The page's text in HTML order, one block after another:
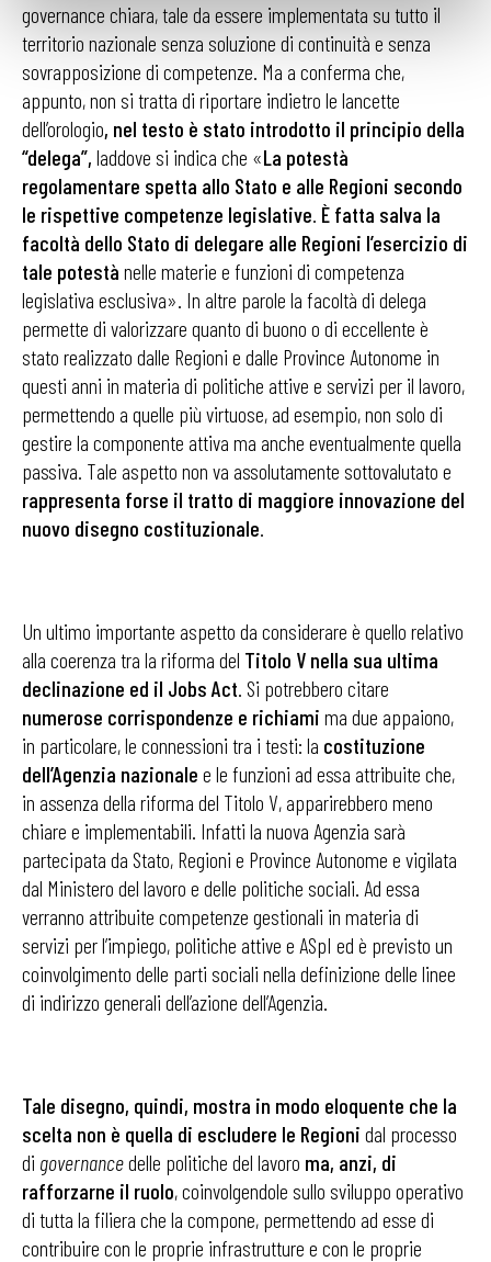
governance chiara, tale da essere implementata su tutto il
territorio nazionale senza soluzione di continuità e senza
sovrapposizione di competenze. Ma a conferma che,
appunto, non si tratta di riportare indietro le lancette
dell’orologio, nel testo è stato introdotto il principio della
“delega”, laddove si indica che «La potestà
regolamentare spetta allo Stato e alle Regioni secondo
le rispettive competenze legislative. È fatta salva la
facoltà dello Stato di delegare alle Regioni l’esercizio di
tale potestà nelle materie e funzioni di competenza
legislativa esclusiva». In altre parole la facoltà di delega
permette di valorizzare quanto di buono o di eccellente è
stato realizzato dalle Regioni e dalle Province Autonome in
questi anni in materia di politiche attive e servizi per il lavoro,
permettendo a quelle più virtuose, ad esempio, non solo di
gestire la componente attiva ma anche eventualmente quella
passiva. Tale aspetto non va assolutamente sottovalutato e
rappresenta forse il tratto di maggiore innovazione del
nuovo disegno costituzionale.
Un ultimo importante aspetto da considerare è quello relativo
alla coerenza tra la riforma del Titolo V nella sua ultima
declinazione ed il Jobs Act. Si potrebbero citare
numerose corrispondenze e richiami ma due appaiono,
in particolare, le connessioni tra i testi: la costituzione
dell’Agenzia nazionale e le funzioni ad essa attribuite che,
in assenza della riforma del Titolo V, apparirebbero meno
chiare e implementabili. Infatti la nuova Agenzia sarà
partecipata da Stato, Regioni e Province Autonome e vigilata
dal Ministero del lavoro e delle politiche sociali. Ad essa
verranno attribuite competenze gestionali in materia di
servizi per l’impiego, politiche attive e ASpI ed è previsto un
coinvolgimento delle parti sociali nella definizione delle linee
di indirizzo generali dell’azione dell’Agenzia.
Tale disegno, quindi, mostra in modo eloquente che la
scelta non è quella di escludere le Regioni dal processo
di governancedelle politiche del lavoro ma, anzi, di
rafforzarne il ruolo, coinvolgendole sullo sviluppo operativo
di tutta la filiera che la compone, permettendo ad esse di
contribuire con le proprie infrastrutture e con le proprie